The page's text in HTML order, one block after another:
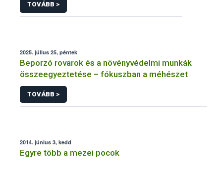
TOVÁBB >
2025. július 25, péntek
Beporzó rovarok és a növényvédelmi munkák
összeegyeztetése – fókuszban a méhészet
TOVÁBB >
2014. június 3, kedd
Egyre több a mezei pocok